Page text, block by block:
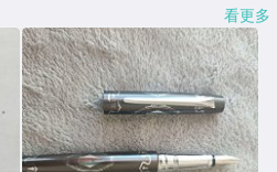
看更多